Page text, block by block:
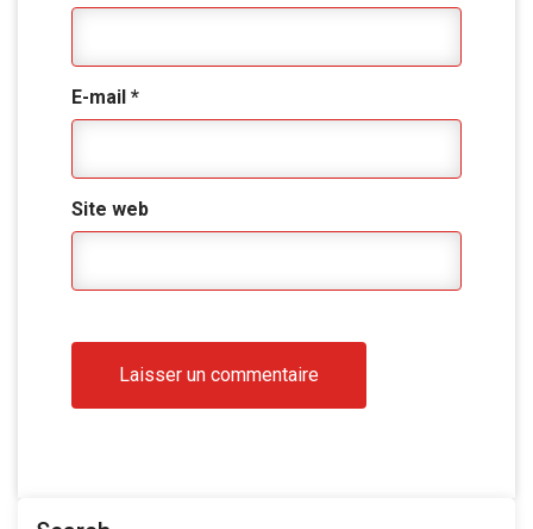
E-mail *
Site web